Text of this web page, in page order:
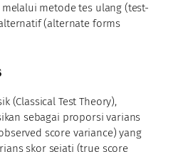
metode tes ulang (test-
(alternate forms
(Classical Test Theory),
sebagai proporsi varians
score variance) yang
skor sejati (true score